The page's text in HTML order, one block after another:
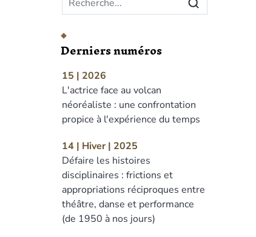
Derniers numéros
15 | 2026
L'actrice face au volcan
néoréaliste : une confrontation
propice à l'expérience du temps
14 | Hiver | 2025
Défaire les histoires
disciplinaires : frictions et
appropriations réciproques entre
théâtre, danse et performance
(de 1950 à nos jours)